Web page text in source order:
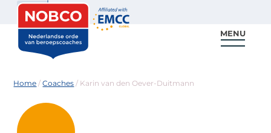
Zoeken
MENU
Home /Coaches / Karin van den Oever-Duitmann